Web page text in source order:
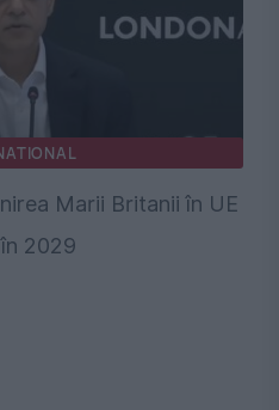
Marii Britanii în UE
2029